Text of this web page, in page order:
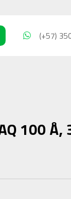
(+57)
100